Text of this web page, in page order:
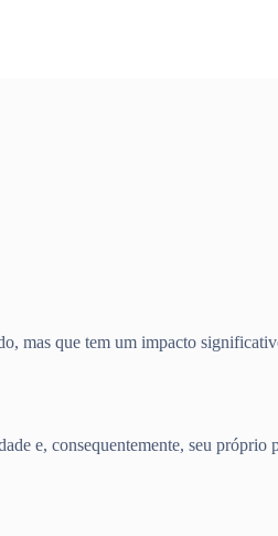
mas que tem um impacto
e, consequentemente, seu próprio